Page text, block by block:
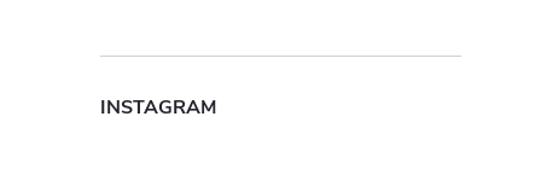
s
INSTAGRAM